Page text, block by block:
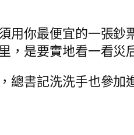
用你最便宜的一張鈔
，是要實地看一看災
書記洗洗手也參加